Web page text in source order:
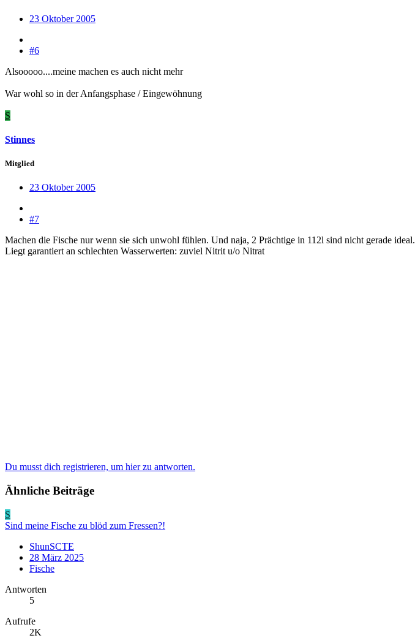
23 Oktober 2005
#6
Alsooooo....meine machen es auch nicht mehr
War wohl so in der Anfangsphase / Eingewöhnung
S
Stinnes
Mitglied
23 Oktober 2005
#7
Machen die Fische nur wenn sie sich unwohl fühlen. Und naja, 2 Prächtige in 112l sind nicht gerade ideal.
Liegt garantiert an schlechten Wasserwerten: zuviel Nitrit u/o Nitrat
Du musst dich registrieren, um hier zu antworten.
Ähnliche Beiträge
S
Sind meine Fische zu blöd zum Fressen?!
ShunSCTE
28 März 2025
Fische
Antworten
5
Aufrufe
2K